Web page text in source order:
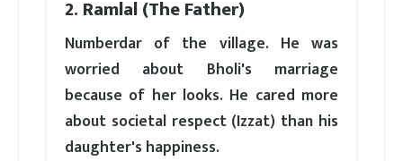
2. Ramlal (The Father)
Numberdar of the village. He was
worried about Bholi's marriage
because of her looks. He cared more
about societal respect (Izzat) than his
daughter's happiness.